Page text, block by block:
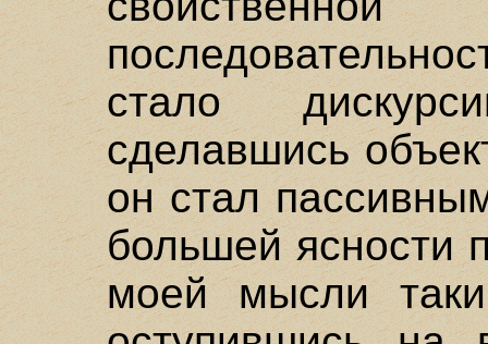
стало
сделавшись
он стал
большей ясности
моей мысли